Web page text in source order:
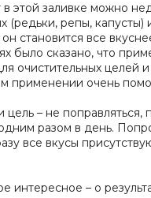
в этой заливке можно
(редьки, репы, капусты)
становится все
было сказано, что
очистительных целей и
применении очень
цель – не поправляться,
разом в день.
все вкусы
интересное – о